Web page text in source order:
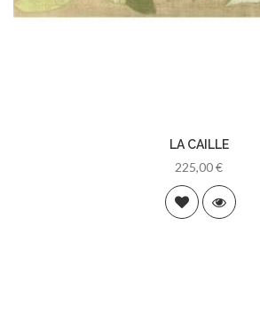
LA CAILLE
225,00 €